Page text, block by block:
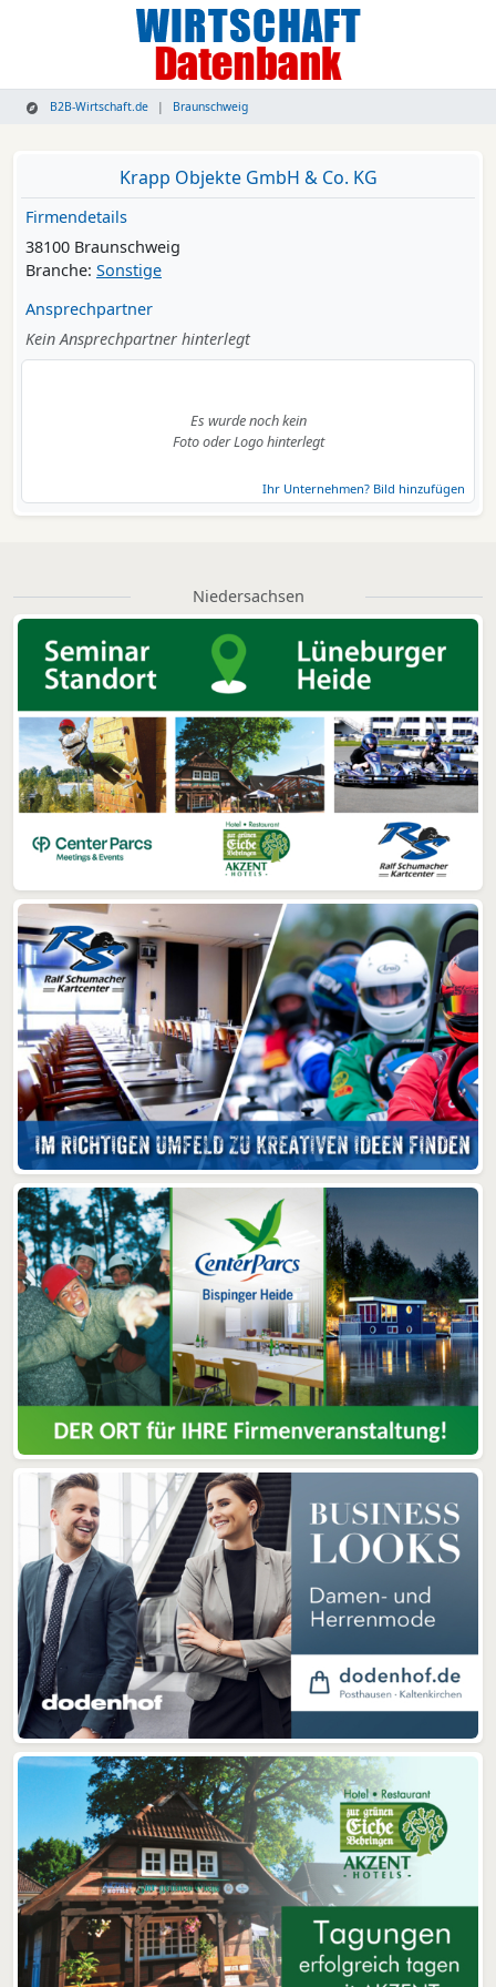
B2B-Wirtschaft.de Braunschweig
Krapp Objekte GmbH & Co. KG
Firmendetails
38100 Braunschweig
Branche: Sonstige
Ansprechpartner
Kein Ansprechpartner hinterlegt
Es wurde noch kein
Foto oder Logo hinterlegt
Ihr Unternehmen? Bild hinzufügen
Niedersachsen